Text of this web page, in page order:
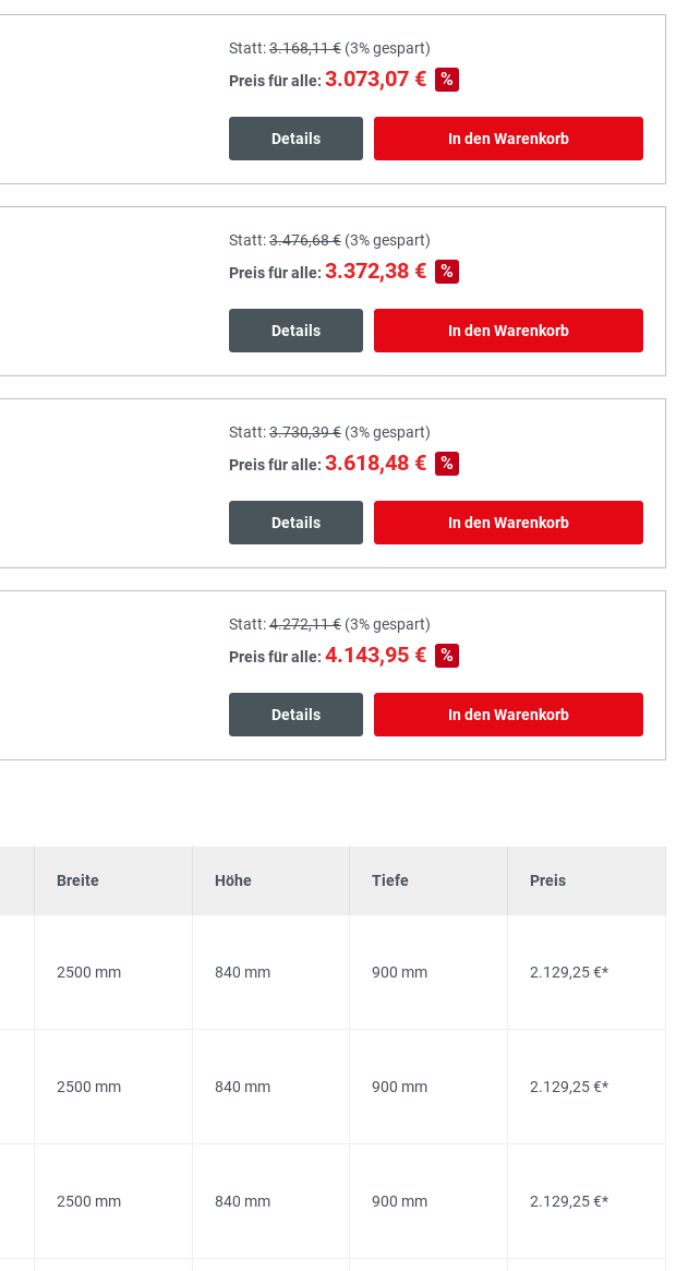
Statt:3.168,11 € (3%gespart)
Preis für alle: 3.073,07 € %
Details In den Warenkorb
Statt:3.476,68 € (3%gespart)
Preis für alle: 3.372,38 € %
Details In den Warenkorb
Statt:3.730,39 € (3%gespart)
Preis für alle: 3.618,48 € %
Details In den Warenkorb
Statt:4.272,11 € (3%gespart)
Preis für alle: 4.143,95 € %
Details In den Warenkorb
Breite Höhe Tiefe Preis
2500 mm 840 mm 900 mm 2.129,25 €*
2500 mm 840 mm 900 mm 2.129,25 €*
2500 mm 840 mm 900 mm 2.129,25 €*